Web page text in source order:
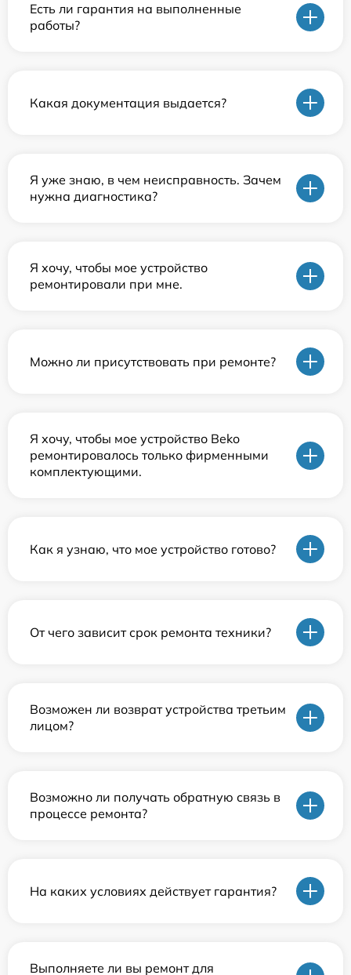
Есть ли гарантия на выполненные
работы?
Какая документация выдается?
Я уже знаю, в чем неисправность. Зачем
нужна диагностика?
Я хочу, чтобы мое устройство
ремонтировали при мне.
Можно ли присутствовать при ремонте?
Я хочу, чтобы мое устройство Beko
ремонтировалось только фирменными
комплектующими.
Как я узнаю, что мое устройство готово?
От чего зависит срок ремонта техники?
Возможен ли возврат устройства третьим
лицом?
Возможно ли получать обратную связь в
процессе ремонта?
На каких условиях действует гарантия?
Выполняете ли вы ремонт для